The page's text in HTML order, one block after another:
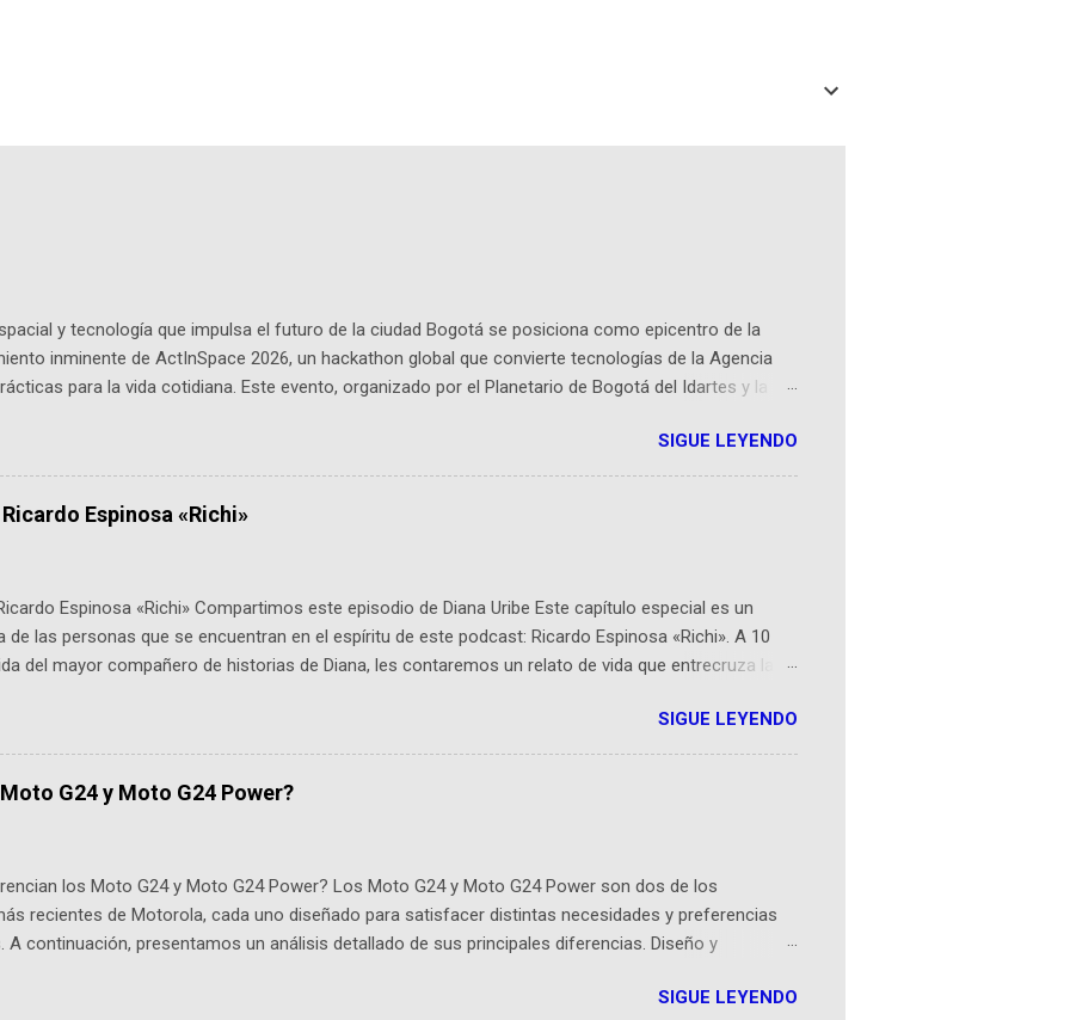
y tecnología que impulsa el futuro de la ciudad Bogotá se posiciona como epicentro de la
inminente de ActInSpace 2026, un hackathon global que convierte tecnologías de la Agencia
para la vida cotidiana. Este evento, organizado por el Planetario de Bogotá del Idartes y la
es ActInSpace y por qué importa en Bogotá ActInSpace es una competencia mundial que opera en
tienen 24 horas para idear startups basadas en tecnologías espaciales como satélites y
con un evento gratuito el 30 de enero a las 10:00 a. m. en el Planetario (calle 26B #5-93), in...
SIGUE LEYENDO
Espinosa «Richi»
Espinosa «Richi» Compartimos este episodio de Diana Uribe Este capítulo especial es un
de las personas que se encuentran en el espíritu de este podcast: Ricardo Espinosa «Richi». A 10
del mayor compañero de historias de Diana, les contaremos un relato de vida que entrecruza la
viene "la fuerza poderosa", del relato viviente que encarna una joven librera de Barichara y de
un personaje de gabán y sombrero que parecía sacado directamente de una novela de espías
-La colección Ricardo Espinosa: los cómics, las novelas y los libros reunidos por Richi hoy se
en la Biblioteca Luis Ángel Arango ¡Síguenos en nuestras Redes Sociales! Facebook:
SIGUE LEYENDO
G24 y Moto G24 Power?
los Moto G24 y Moto G24 Power? Los Moto G24 y Moto G24 Power son dos de los
recientes de Motorola, cada uno diseñado para satisfacer distintas necesidades y preferencias
A continuación, presentamos un análisis detallado de sus principales diferencias. Diseño y
que es un poco más pesado y grueso, pesando 197g con un perfil de 9mm. Pantalla Ambos
SIGUE LEYENDO